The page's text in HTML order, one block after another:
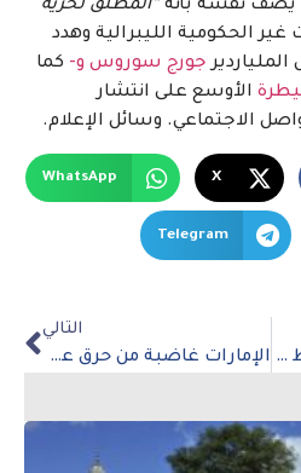
يصف نفسه بأنه “المطلق لحرية
الحكومية الليبرالية وهدد
جورج سوروس و- كما
الأوسع على انتشار
الاجتماعي. وسائل الإعلام.
X
WhatsApp
Telegram
رئيس الناتو يحدد الشروط الخاصة بفنلندا والسويد
التالي
الإمارات غاضبة من حرق علمها في باريس مرة أخرى